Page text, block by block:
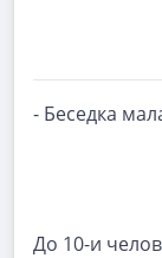
- Беседка
До 10-и